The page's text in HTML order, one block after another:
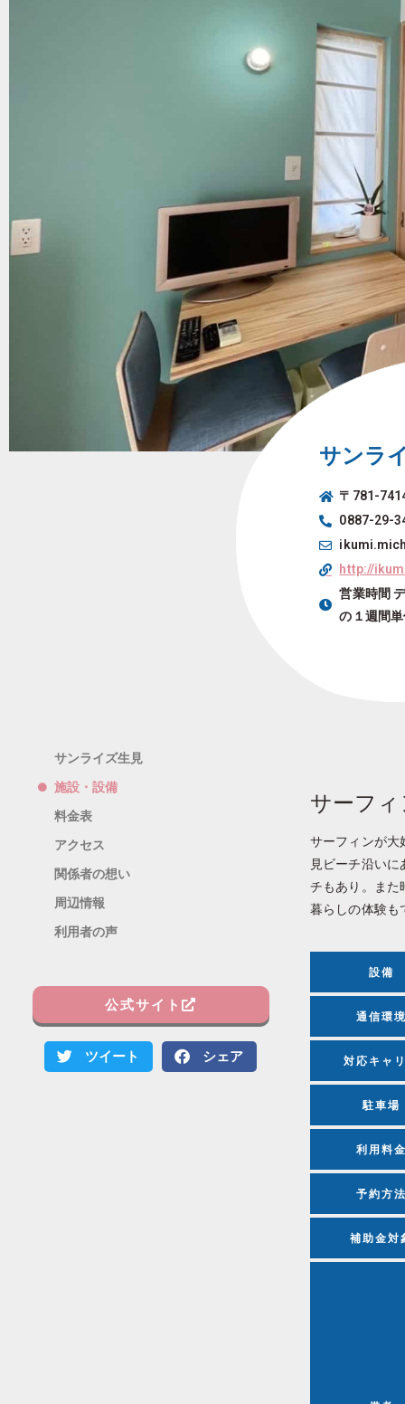
サンラ
〒781-
0887-29-
http://
営業時間
の１週間
サンライズ生見
施設・設備
料金表
アクセス
関係者の想い
周辺情報
利用者の声
公式サイト
ツイート シェア
サーフ
サーフィンが大
見ビーチ沿い
チもあり。また
暮らしの体験も
設備
通信環
対応キャ
駐車場
利用料
予約方
補助金対